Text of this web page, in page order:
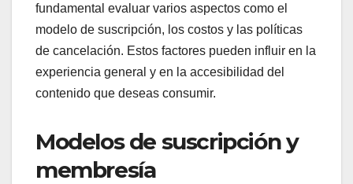
fundamental evaluar varios aspectos como el
modelo de suscripción, los costos y las políticas
de cancelación. Estos factores pueden influir en la
experiencia general y en la accesibilidad del
contenido que deseas consumir.
Modelos de suscripción y
membresía